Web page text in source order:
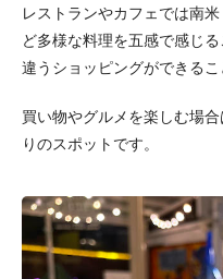
レストランやカフェでは南
ど多様な料理を五感で感じ
違うショッピングができるこ
買い物やグルメを楽しむ場合
りのスポットです。